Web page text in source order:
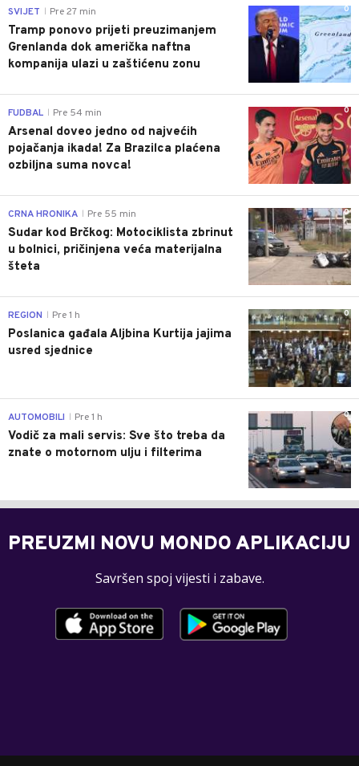
0
SVIJET Pre 27 min
Tramp ponovo prijeti preuzimanjem
Grenlanda dok američka naftna
kompanija ulazi u zaštićenu zonu
0
FUDBAL Pre 54 min
Arsenal doveo jedno od najvećih
pojačanja ikada! Za Brazilca plaćena
ozbiljna suma novca!
0
CRNA HRONIKA Pre 55 min
Sudar kod Brčkog: Motociklista zbrinut
u bolnici, pričinjena veća materijalna
šteta
0
REGION Pre 1 h
Poslanica gađala Aljbina Kurtija jajima
usred sjednice
0
AUTOMOBILI Pre 1 h
Vodič za mali servis: Sve što treba da
znate o motornom ulju i filterima
PREUZMI NOVU MONDO APLIKACIJU
Savršen spoj vijesti i zabave.